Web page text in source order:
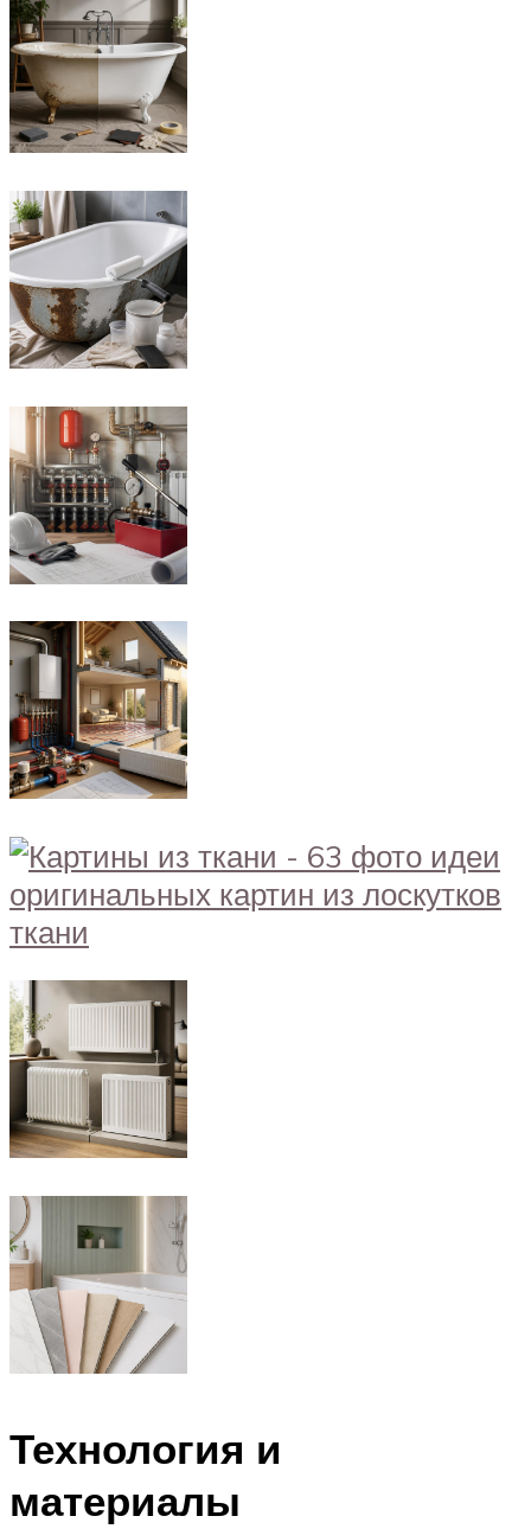
Технология и
материалы